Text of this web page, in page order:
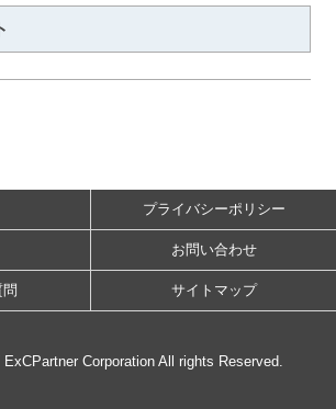
プライバシーポリシー
お問い合わせ
サイトマップ
Corporation All rights Reserved.